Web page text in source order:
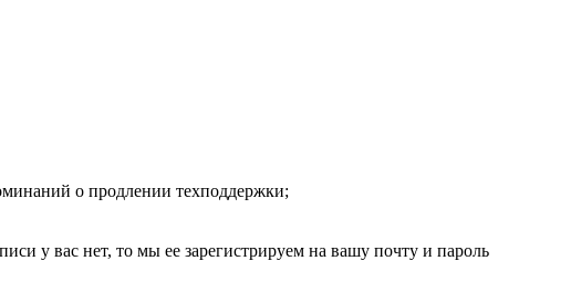
о продлении техподдержки;
у вас нет, то мы ее зарегистрируем на вашу почту и пароль